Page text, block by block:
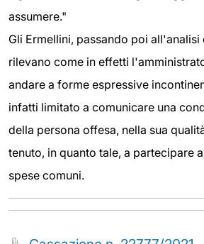
assumere."
Gli Ermellini, passando poi
rilevano come in effetti
andare a forme espressive
infatti limitato a comunicare una
della persona offesa, nella sua
tenuto, in quanto tale, a partecipare
spese comuni.